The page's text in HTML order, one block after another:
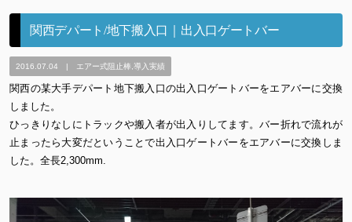
関西デパート/地下搬入口｜出入口ゲートバー
2016.07.04 | エアー式阻止棒,導入実績
関西の某大手デパート地下搬入口の出入口ゲートバーをエアバーに交換
しました。
ひっきりなしにトラックや搬入者が出入りしてます。バー折れで流れが
止まったら大変だということで出入口ゲートバーをエアバーに交換しま
した。全長2,300mm.